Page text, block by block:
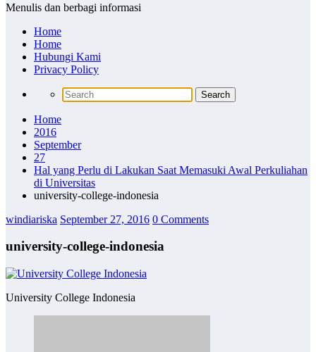
Menulis dan berbagi informasi
Home
Home
Hubungi Kami
Privacy Policy
Home
2016
September
27
Hal yang Perlu di Lakukan Saat Memasuki Awal Perkuliahan
di Universitas
university-college-indonesia
windiariska September 27, 2016 0 Comments
university-college-indonesia
University College Indonesia